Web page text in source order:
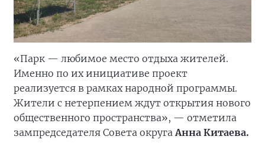
«Парк — любимое место отдыха жителей.
Именно по их инициативе проект
реализуется в рамках народной программы.
Жители с нетерпением ждут открытия нового
общественного пространства», — отметила
зампредседателя Совета округаАнна Китаева.